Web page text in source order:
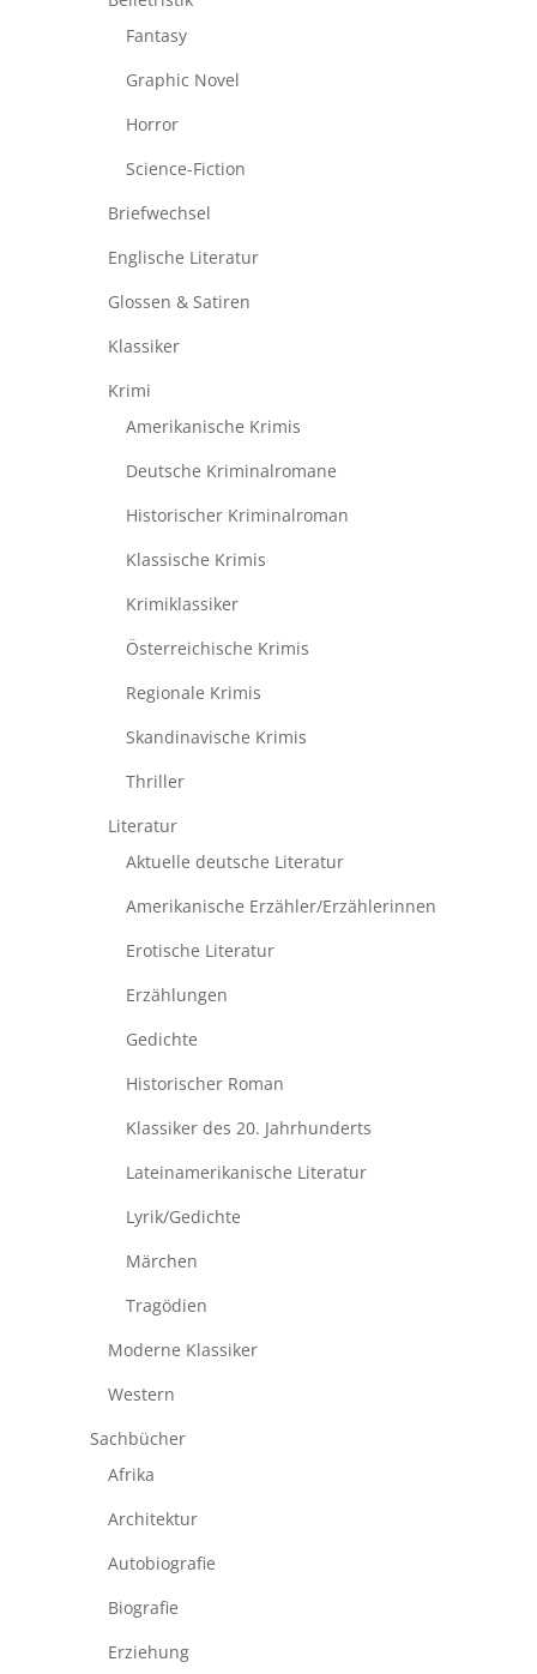
Fantasy
Graphic Novel
Horror
Science-Fiction
Briefwechsel
Englische Literatur
Glossen & Satiren
Klassiker
Krimi
Amerikanische Krimis
Deutsche Kriminalromane
Historischer Kriminalroman
Klassische Krimis
Krimiklassiker
Österreichische Krimis
Regionale Krimis
Skandinavische Krimis
Thriller
Literatur
Aktuelle deutsche Literatur
Amerikanische Erzähler/Erzählerinnen
Erotische Literatur
Erzählungen
Gedichte
Historischer Roman
Klassiker des 20. Jahrhunderts
Lateinamerikanische Literatur
Lyrik/Gedichte
Märchen
Tragödien
Moderne Klassiker
Western
Sachbücher
Afrika
Architektur
Autobiografie
Biografie
Erziehung